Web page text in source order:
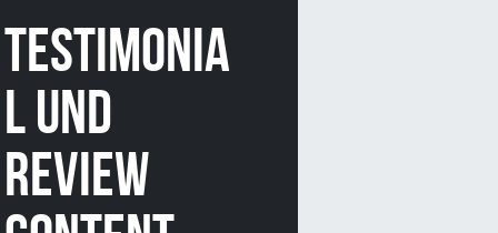
Testimonia
l und
Review